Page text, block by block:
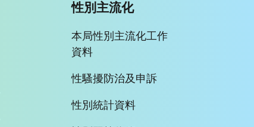
性別主流化
本局性別主流化工作
資料
性騷擾防治及申訴
性別統計資料